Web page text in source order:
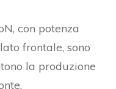
con potenza
frontale, sono
la produzione